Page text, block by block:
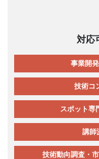
対応
事業開
技術コ
スポット専
講師
技術動向調査・